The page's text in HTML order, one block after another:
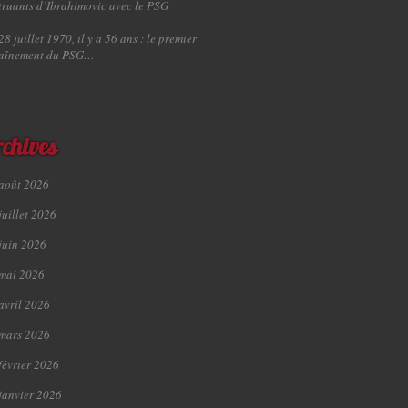
d’Ibrahimovic avec le PSG
juillet 1970, il y a 56 ans : le premier
du PSG…
2026
2026
2026
2026
2026
2026
2026
2026